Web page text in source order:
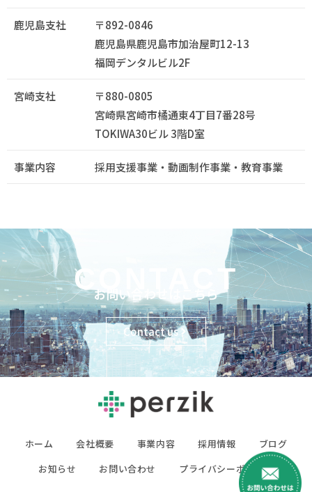
鹿児島支社
〒892-0846
鹿児島県鹿児島市加治屋町12-13
福岡デンタルビル2F
宮崎支社
〒880-0805
宮崎県宮崎市橘通東4丁目7番28号
TOKIWA30ビル 3階D室
事業内容 採用支援事業・動画制作事業・教育事業
CONTACT
お問い合わせはこちら
Contact us
ホーム 会社概要 事業内容 採用情報
ブログ
お知らせ
お問い合わせ プライバシーポリシー